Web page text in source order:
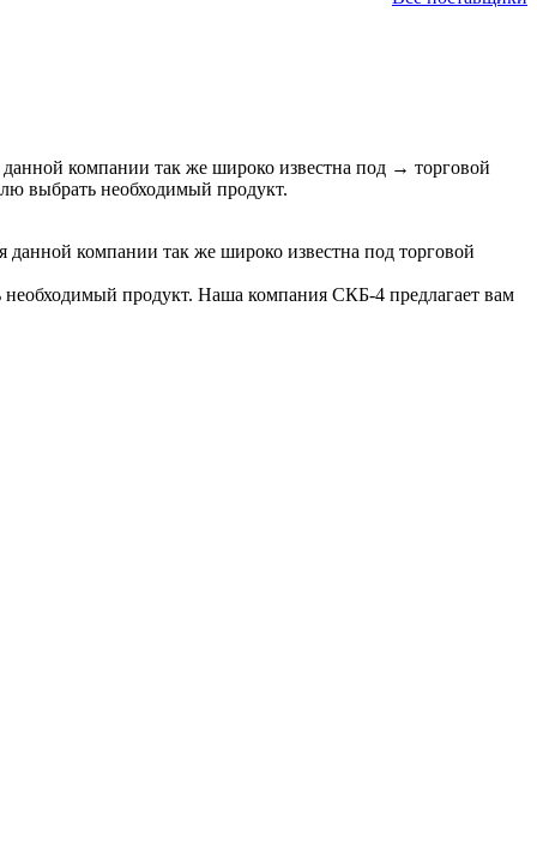
компании так же широко известна под → торговой
выбрать необходимый продукт.
компании так же широко известна под торговой
продукт. Наша компания СКБ-4 предлагает вам